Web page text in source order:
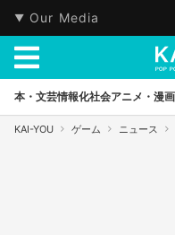
Our Media
本・文芸情報化社会アニメ・漫画
KAI-YOU ゲーム ニュース